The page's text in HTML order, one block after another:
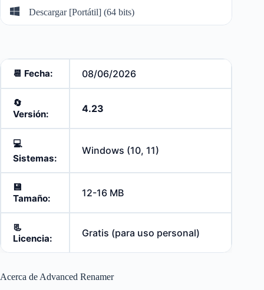
Descargar [Portátil] (64 bits)
📆 Fecha: 08/06/2026
🔄️
Versión:
4.23
💻
Sistemas:
Windows (10, 11)
💾
Tamaño:
12-16 MB
📃
Licencia:
Gratis (para uso personal)
Acerca de Advanced Renamer